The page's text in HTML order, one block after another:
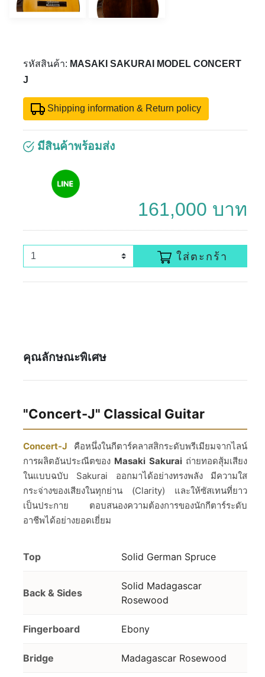
รหัสสินค้า: MASAKI SAKURAI MODEL CONCERT
J
Shipping information & Return policy
มีสินค้าพร้อมส่ง
161,000 บาท
ใส่ตะกร้า
คุณลักษณะพิเศษ
"Concert-J" Classical Guitar
Concert-J คือหนึ่งในกีตาร์คลาสสิกระดับพรีเมียมจากไลน์
การผลิตอันประณีตของ Masaki Sakuraiถ่ายทอดสุ้มเสียง
ในแบบฉบับ Sakurai ออกมาได้อย่างทรงพลัง มีความใส
กระจ่างของเสียงในทุกย่าน (Clarity) และให้ซัสเทนที่ยาว
เป็นประกาย ตอบสนองความต้องการของนักกีตาร์ระดับ
อาชีพได้อย่างยอดเยี่ยม
Top Solid German Spruce
Back & Sides
Solid Madagascar
Rosewood
Fingerboard Ebony
Bridge Madagascar Rosewood